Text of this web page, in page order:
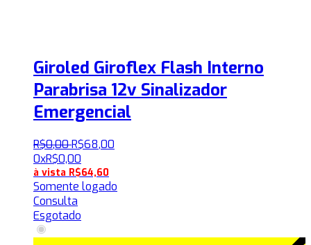
Giroled Giroflex Flash Interno
Parabrisa 12v Sinalizador
Emergencial
R$0,00R$68,00
0xR$0,00
à vista R$64,60
Somente logado
Consulta
Esgotado